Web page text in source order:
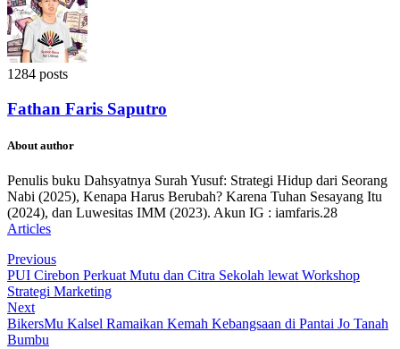
1284 posts
Fathan Faris Saputro
About author
Penulis buku Dahsyatnya Surah Yusuf: Strategi Hidup dari Seorang
Nabi (2025), Kenapa Harus Berubah? Karena Tuhan Sesayang Itu
(2024), dan Luwesitas IMM (2023). Akun IG : iamfaris.28
Articles
Previous
PUI Cirebon Perkuat Mutu dan Citra Sekolah lewat Workshop
Strategi Marketing
Next
BikersMu Kalsel Ramaikan Kemah Kebangsaan di Pantai Jo Tanah
Bumbu